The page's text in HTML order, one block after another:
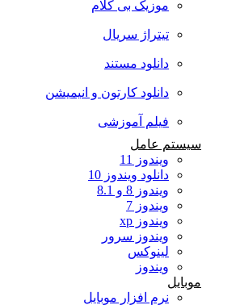
موزیک بی کلام
تیتراژ سریال
دانلود مستند
دانلود کارتون و انیمیشن
فیلم آموزشی
سیستم عامل
ویندوز 11
دانلود ویندوز 10
ویندوز 8 و 8.1
ویندوز 7
ویندوز xp
ویندوز سرور
لینوکس
ویندوز
موبایل
نرم افزار موبایل